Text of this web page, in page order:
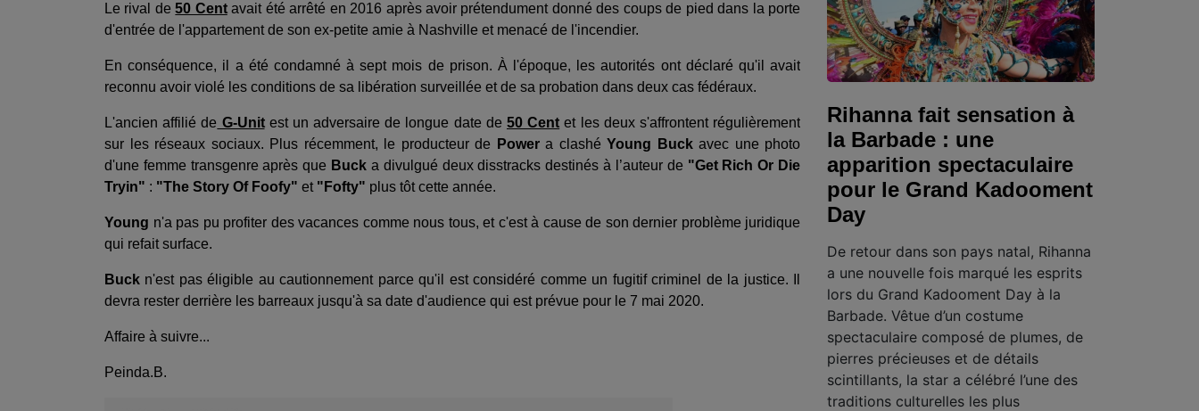
Le rival de50 Cent avait été arrêté en 2016 après avoir prétendument donné des coups de pied dans la porte
d'entrée de l'appartement de son ex-petite amie à Nashville et menacé de l'incendier.
En conséquence, il a été condamné à sept mois de prison. À l'époque, les autorités ont déclaré qu'il avait
reconnu avoir violé les conditions de sa libération surveillée et de sa probation dans deux cas fédéraux.
L'ancien affilié de G-Unitest un adversaire de longue date de 50 Cent et les deux s'affrontent régulièrement
sur les réseaux sociaux. Plus récemment, le producteur de Powera clashé Young Buck avec une photo
d'une femme transgenre après que Buck a divulgué deux disstracks destinés à l’auteur de "Get Rich Or Die
Tryin" : "The Story Of Foofy" et "Fofty" plus tôt cette année.
Young n'a pas pu profiter des vacances comme nous tous, et c'est à cause de son dernier problème juridique
qui refait surface.
Buck n'est pas éligible au cautionnement parce qu'il est considéré comme un fugitif criminel de la justice. Il
devra rester derrière les barreaux jusqu'à sa date d'audience qui est prévue pour le 7 mai 2020.
Affaire à suivre...
Peinda.B.
Rihanna fait sensation à
la Barbade : une
apparition spectaculaire
pour le Grand Kadooment
Day
De retour dans son pays natal, Rihanna
a une nouvelle fois marqué les esprits
lors du Grand Kadooment Day à la
Barbade. Vêtue d’un costume
spectaculaire composé de plumes, de
pierres précieuses et de détails
scintillants, la star a célébré l’une des
traditions culturelles les plus